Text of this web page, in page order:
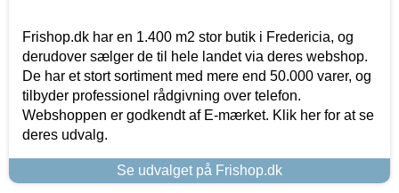
Frishop.dk har en 1.400 m2 stor butik i Fredericia, og
derudover sælger de til hele landet via deres webshop.
De har et stort sortiment med mere end 50.000 varer, og
tilbyder professionel rådgivning over telefon.
Webshoppen er godkendt af E-mærket. Klik her for at se
deres udvalg.
Se udvalget på Frishop.dk